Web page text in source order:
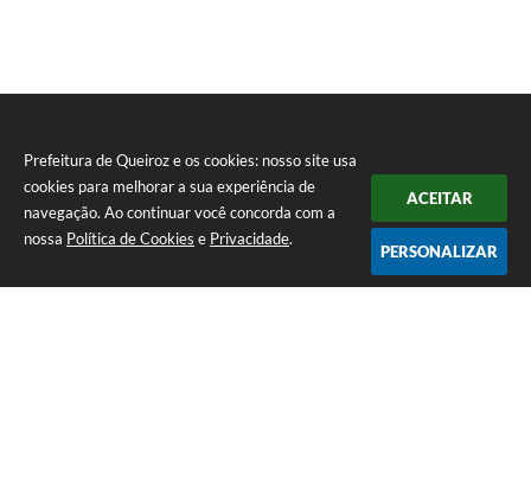
Prefeitura de Queiroz e os cookies: nosso site usa
cookies para melhorar a sua experiência de
navegação. Ao continuar você concorda com a
nossa Política de Cookies e Privacidade.
ACEITAR
PERSONALIZAR